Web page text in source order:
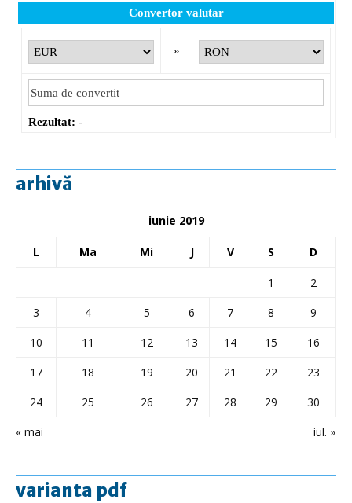
Convertor valutar
»
Rezultat: -
arhivă
iunie 2019
L Ma Mi J V S D
« mai iul. »
1
2
3
4 5 6 7 8
9
10
11 12 13 14 15
16
17
18 19 20 21 22
23
24
25 26 27 28 29 30
varianta pdf